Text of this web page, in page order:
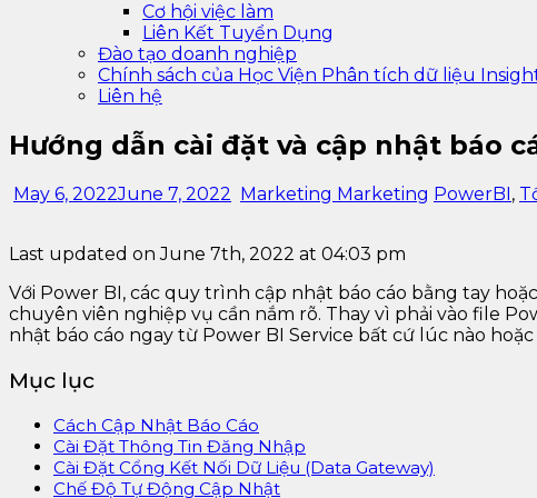
Cơ hội việc làm
Liên Kết Tuyển Dụng
Đào tạo doanh nghiệp
Chính sách của Học Viện Phân tích dữ liệu
Liên hệ
Hướng dẫn cài đặt và cập nhật báo
May 6, 2022June 7, 2022 Marketing Marketing PowerBI,
Last updated on June 7th, 2022 at 04:03 pm
Với Power BI, các quy trình cập nhật báo cáo bằng tay
chuyên viên nghiệp vụ cần nắm rõ. Thay vì phải vào file
nhật báo cáo ngay từ Power BI Service bất cứ lúc nào
Mục lục
Cách Cập Nhật Báo Cáo
Cài Đặt Thông Tin Đăng Nhập
Cài Đặt Cổng Kết Nối Dữ Liệu (Data Gateway)
Chế Độ Tự Động Cập Nhật